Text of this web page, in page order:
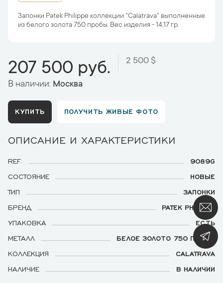
Запонки Patek Philippe коллекции "Calatrava" выполненные
из белого золота 750 пробы. Вес изделия - 14,17 гр.
207 500 руб. 2 500 $
В наличии: Москва
КУПИТЬ ПОЛУЧИТЬ ЖИВЫЕ ФОТО
ОПИСАНИЕ И ХАРАКТЕРИСТИКИ
REF.
9089G
СОСТОЯНИЕ
НОВЫЕ
ТИП
ЗАПОНКИ
БРЕНД
PATEK PHILIPPE
УПАКОВКА
ЕСТЬ
МЕТАЛЛ
БЕЛОЕ ЗОЛОТО 750 ПРОБЫ
КОЛЛЕКЦИЯ
CALATRAVA
НАЛИЧИЕ
В НАЛИЧИИ